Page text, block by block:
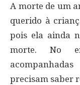
A morte de um
querido à
pois ela ainda
morte. No
precisam saber